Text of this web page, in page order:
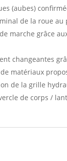
(aubes)
de la roue
marche grâce
changeantes
matériaux
de la grille
de corps /